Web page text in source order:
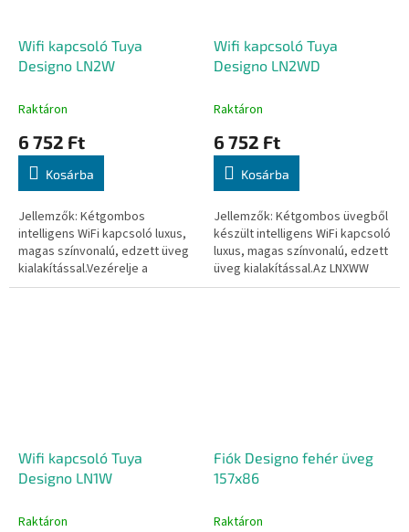
Wifi kapcsoló Tuya
Designo LN2W
Raktáron
6 752 Ft
Kosárba
Jellemzők: Kétgombos
intelligens WiFi kapcsoló luxus,
magas színvonalú, edzett üveg
kialakítással.Vezérelje a
világításait távolról, a világ
Wifi kapcsoló Tuya
Designo LN2WD
Raktáron
6 752 Ft
Kosárba
Jellemzők: Kétgombos üvegből
készült intelligens WiFi kapcsoló
luxus, magas színvonalú, edzett
üveg kialakítással.Az LNXWW
verzióhoz képest az LNXWD
Wifi kapcsoló Tuya
Designo LN1W
Raktáron
Fiók Designo fehér üveg
157x86
Raktáron